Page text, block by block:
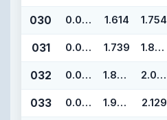
030 0.070 1.614 1.754
031 0.070 1.739 1.879
032 0.070 1.864 2.004
033 0.070 1.989 2.129